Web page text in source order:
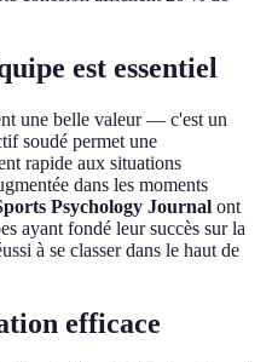
est essentiel
une belle valeur — c'est un
soudé permet une
rapide aux situations
dans les moments
Psychology Journal ont
ayant fondé leur succès sur la
à se classer dans le haut de
efficace